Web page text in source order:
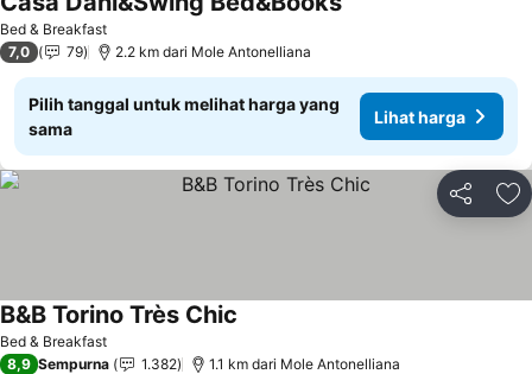
Bed & Breakfast
7,0 79 2.2 km dari Mole Antonelliana
Pilih tanggal untuk melihat harga yang
sama
Lihat harga
Bagikan
Bed & Breakfast
B&B Torino Très Chic
8,9 Sempurna 1.382 1.1 km dari Mole Antonelliana